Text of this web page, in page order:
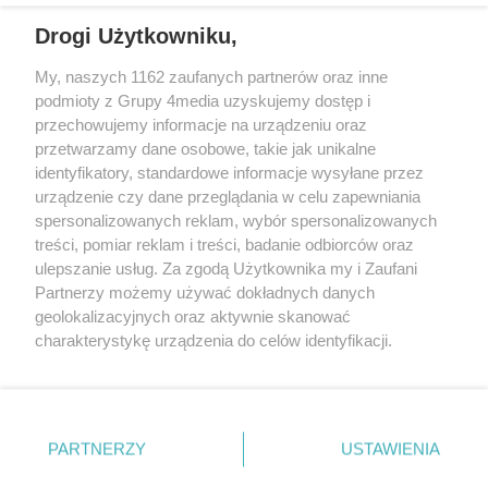
Redakcja Reklama Prywatność
Praca Łódź
the:protocol
Facebook.com
Youtube.com
Drogi Użytkowniku,
My, naszych 1162 zaufanych partnerów oraz inne
podmioty z Grupy 4media uzyskujemy dostęp i
przechowujemy informacje na urządzeniu oraz
przetwarzamy dane osobowe, takie jak unikalne
identyfikatory, standardowe informacje wysyłane przez
urządzenie czy dane przeglądania w celu zapewniania
spersonalizowanych reklam, wybór spersonalizowanych
treści, pomiar reklam i treści, badanie odbiorców oraz
ulepszanie usług. Za zgodą Użytkownika my i Zaufani
Partnerzy możemy używać dokładnych danych
geolokalizacyjnych oraz aktywnie skanować
charakterystykę urządzenia do celów identyfikacji.
zmienić/wycofać klikając przycisk ustawień prywatności
znajdujący się w lewym dolnym rogu strony
. Niektóre
PARTNERZY USTAWIENIA